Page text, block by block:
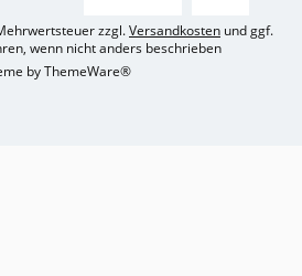
zzgl.Versandkosten und ggf.
wenn nicht anders beschrieben
byThemeWare®